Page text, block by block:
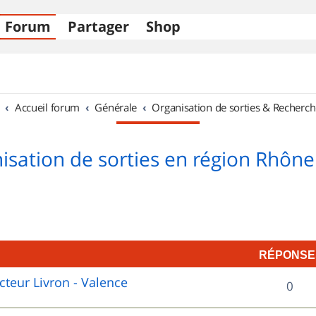
Forum Partager Shop
Accueil forum Générale Organisation de sorties &
de sorties en région
Livron - Valence 0R
é